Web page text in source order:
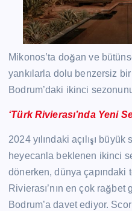
Mikonos’ta doğan ve
yankılarla dolu benzersiz
Bodrum’daki ikinci
‘Türk Rivierası’nda Yeni
2024 yılındaki açılışı
heyecanla beklenen ikinci
dönerken, dünya
Rivierası’nın en çok
Bodrum’a davet ediyor.